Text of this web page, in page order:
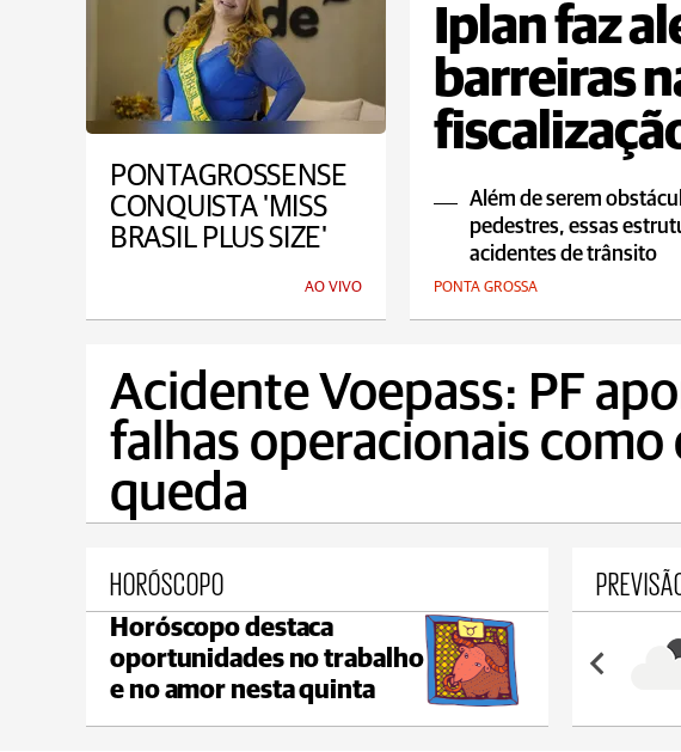
Iplan faz
barreiras
Além de serem
pedestres, essas
acidentes de trânsito
PONTA GROSSA
PONTAGROSSENSE
CONQUISTA 'MISS
BRASIL PLUS SIZE'
AO VIVO
Acidente Voepass: PF
falhas operacionais como
queda
HORÓSCOPO
Horóscopo destaca
oportunidades no trabalho
e no amor nesta quinta
Castro
max 22°C min 18°C